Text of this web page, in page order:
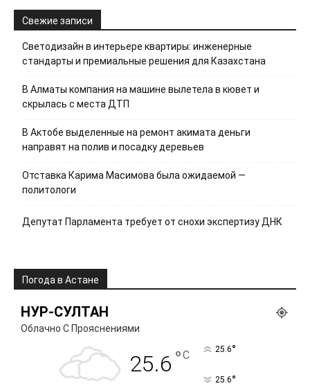
Свежие записи
Светодизайн в интерьере квартиры: инженерные
стандарты и премиальные решения для Казахстана
В Алматы компания на машине вылетела в кювет и
скрылась с места ДТП
В Актобе выделенные на ремонт акимата деньги
направят на полив и посадку деревьев
Отставка Карима Масимова была ожидаемой —
политологи
Депутат Парламента требует от снохи экспертизу ДНК
Погода в Астане
НУР-СУЛТАН
Облачно С Прояснениями
25.6 °C 25.6°
25.6°